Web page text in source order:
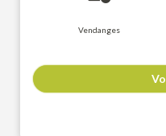
Vendanges